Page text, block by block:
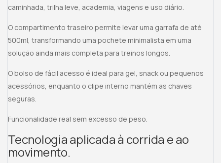
caminhada, trilha leve, academia, viagens e uso diário.
O compartimento traseiro permite levar uma garrafa de até
500ml, transformando uma pochete minimalista em uma
solução ainda mais completa para treinos longos.
O bolso de fácil acesso é ideal para gel, snack ou pequenos
acessórios, enquanto o clipe interno mantém as chaves
seguras.
Funcionalidade real sem excesso de peso.
Tecnologia aplicada à corrida e ao
movimento.